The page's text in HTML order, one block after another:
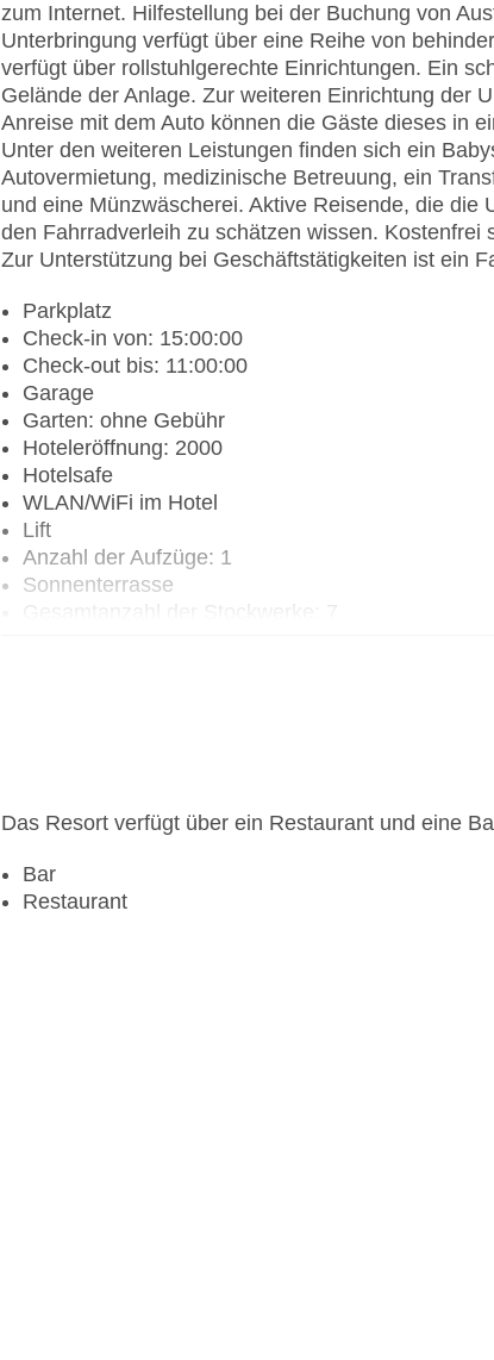
zum Internet. Hilfestellung bei der Buchung von
Unterbringung verfügt über eine Reihe von
verfügt über rollstuhlgerechte Einrichtungen. Ein
Gelände der Anlage. Zur weiteren Einrichtung der
Anreise mit dem Auto können die Gäste dieses in
Unter den weiteren Leistungen finden sich ein
Autovermietung, medizinische Betreuung, ein
und eine Münzwäscherei. Aktive Reisende, die
den Fahrradverleih zu schätzen wissen. Kostenfrei
Zur Unterstützung bei Geschäftstätigkeiten ist ein
Parkplatz
Check-in von: 15:00:00
Check-out bis: 11:00:00
Garage
Garten: ohne Gebühr
Hoteleröffnung: 2000
Hotelsafe
WLAN/WiFi im Hotel
Lift
Anzahl der Aufzüge: 1
Sonnenterrasse
Das Resort verfügt über ein Restaurant und eine
Bar
Restaurant